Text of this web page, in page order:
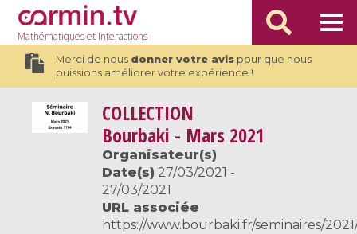
Mathématiqueset Interactions
Merci de nous donner votre avispour que nous
puissions améliorer votre expérience !
COLLECTION
Bourbaki - Mars 2021
Organisateur(s)
Date(s) 27/03/2021 -
27/03/2021
URL associée
https://www.bourbaki.fr/seminaires/